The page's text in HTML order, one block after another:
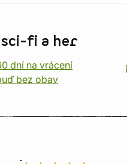
fi a her
dní na vrácení
bez obav